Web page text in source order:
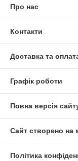
Про нас
Контакти
Доставка та
Графік роботи
Повна версія
Сайт створено на
Політика